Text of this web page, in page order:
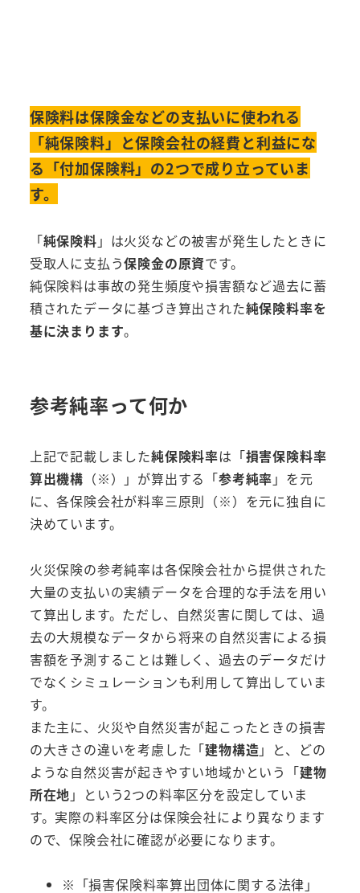
保険料は保険金などの支払いに使われる
「純保険料」と保険会社の経費と利益にな
る「付加保険料」の2つで成り立っていま
す。
「純保険料 」は火災などの被害が発生したときに
受取人に支払う保険金の原資です。
純保険料は事故の発生頻度や損害額など過去に蓄
積されたデータに基づき算出された純保険料率を
基に決まります。
参考純率って何か
上記で記載しました純保険料率は「損害保険料率
算出機構 （※）」が算出する「参考純率 」を元
に、各保険会社が料率三原則（※）を元に独自に
決めています。
火災保険の参考純率は各保険会社から提供された
大量の支払いの実績データを合理的な手法を用い
て算出します。ただし、自然災害に関しては、過
去の大規模なデータから将来の自然災害による損
害額を予測することは難しく、過去のデータだけ
でなくシミュレーションも利用して算出していま
す。
また主に、火災や自然災害が起こったときの損害
の大きさの違いを考慮した「建物構造」と、どの
ような自然災害が起きやすい地域かという「建物
所在地 」という2つの料率区分を設定していま
す。実際の料率区分は保険会社により異なります
ので、保険会社に確認が必要になります。
※「損害保険料率算出団体に関する法律」